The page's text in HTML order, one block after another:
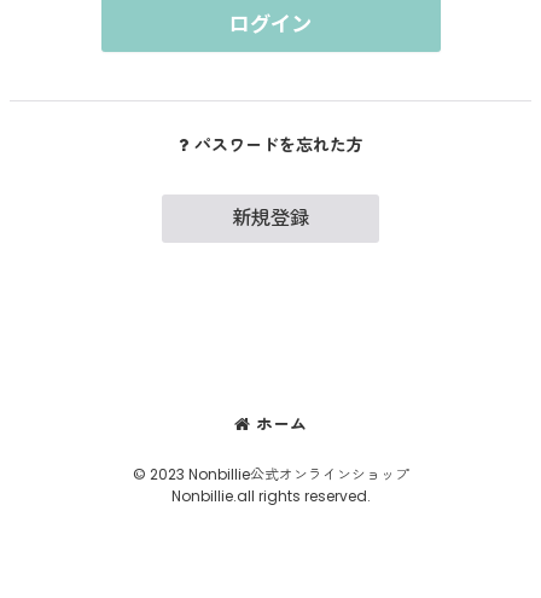
ログイン
パスワードを忘れた方
新規登録
ホーム
© 2023 Nonbillie公式オンラインショップ
Nonbillie.all rights reserved.